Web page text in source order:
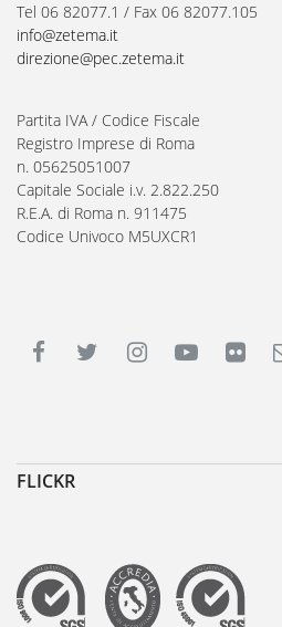
Tel 06 82077.1 / Fax 06 82077.105
info@zetema.it
direzione@pec.zetema.it
Partita IVA / Codice Fiscale
Registro Imprese di Roma
n. 05625051007
Capitale Sociale i.v. 2.822.250
R.E.A. di Roma n. 911475
Codice Univoco M5UXCR1
FLICKR